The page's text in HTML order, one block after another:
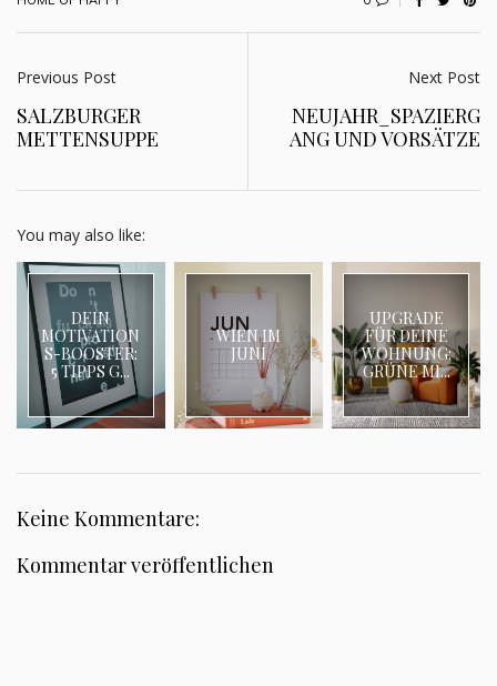
Previous Post
SALZBURGER
METTENSUPPE
Next Post
NEUJAHR_SPAZIERG
ANG UND VORSÄTZE
You may also like:
DEIN
MOTIVATION
S-BOOSTER:
5 TIPPS G...
WIEN IM
JUNI
UPGRADE
FÜR DEINE
WOHNUNG:
GRÜNE MI...
Keine Kommentare:
Kommentar veröffentlichen